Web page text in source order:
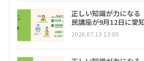
正しい知識が力にな
民講座が9月12日に愛
2026.07.13 13:00